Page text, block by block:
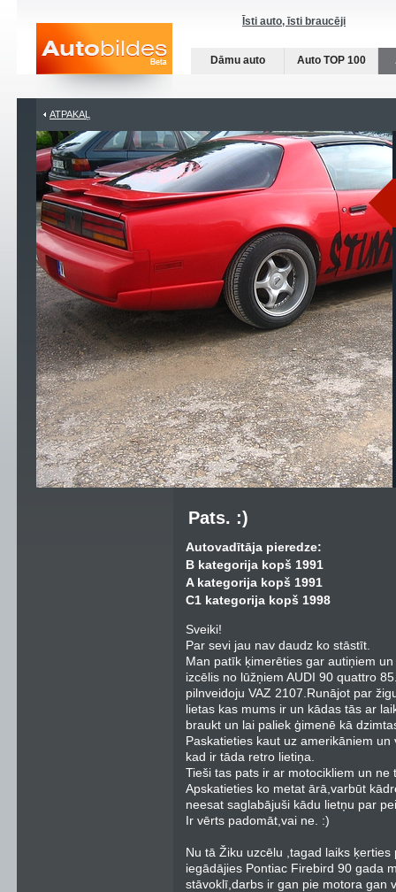
Īsti auto, īsti braucēji
Dāmu auto Auto TOP 100
ATPAKAĻ
Pats. :)
Autovadītāja pieredze:
B kategorija kopš 1991
A kategorija kopš 1991
C1 kategorija kopš 1998
Sveiki!
Par sevi jau nav daudz ko stāstīt.
Man patīk ķimerēties gar autiņiem
izcēlis no lūžņiem AUDI 90 quattro
pilnveidoju VAZ 2107.Runājot par
lietas kas mums ir un kādas tās ar
braukt un lai paliek ģimenē kā
Paskatieties kaut uz amerikāniem
kad ir tāda retro lietiņa.
Tieši tas pats ir ar motocikliem un ne
Apskatieties ko metat ārā,varbūt
neesat saglabājuši kādu lietņu par
Ir vērts padomāt,vai ne. :)
Nu tā Žiku uzcēlu ,tagad laiks
iegādājies Pontiac Firebird 90 gada
stāvoklī,darbs ir gan pie motora gan